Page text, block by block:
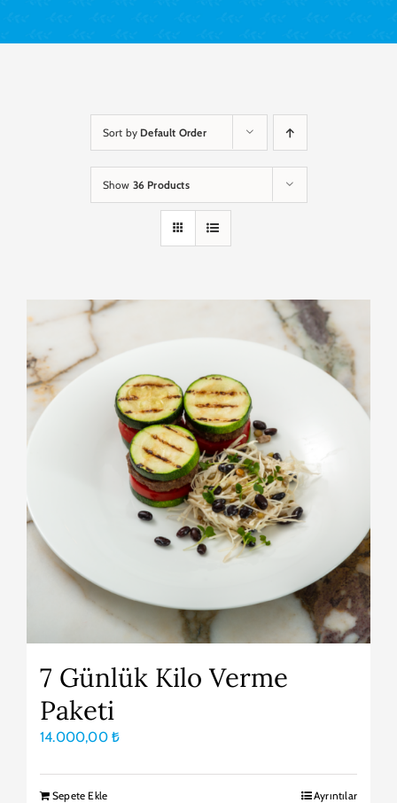
Sort by Default Order
Show 36 Products
7 Günlük Kilo Verme
Paketi
14.000,00 ₺
Sepete Ekle Ayrıntılar